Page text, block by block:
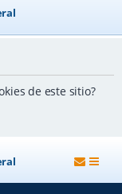
de este sitio?